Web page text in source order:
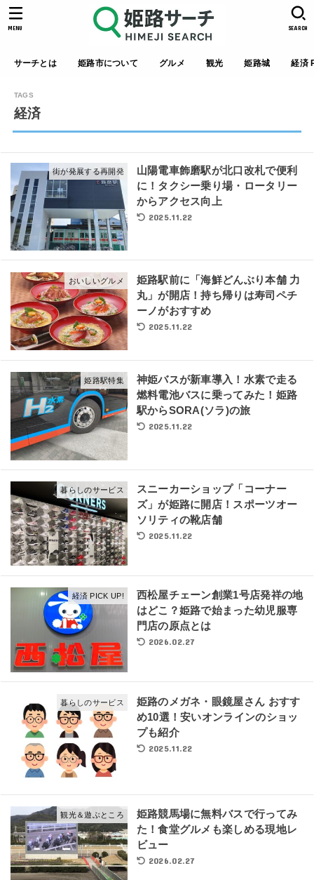
サーチとは 姫路市について グルメ 観光 姫路城 経済
SEARCH
MENU
経済
街が発展する再開発
山陽電車飾磨駅が北口改札で便利
に！タクシー乗り場・ロータリー
からアクセス向上
2025.11.22
おいしいグルメ
姫路駅前に「海鮮どんぶり本舗 力
丸」が開店！持ち帰りは寿司ペチ
ーノがおすすめ
2025.11.22
姫路駅特集
神姫バスが新車導入！水素で走る
燃料電池バスに乗ってみた！姫路
駅からSORA(ソラ)の旅
2025.11.22
暮らしのサービス
スニーカーショップ「コーナー
ズ」が姫路に開店！スポーツオー
ソリティの靴店舗
2025.11.22
経済 PICK UP!
西松屋チェーン創業1号店発祥の地
はどこ？姫路で始まった幼児服専
門店の原点とは
2026.02.27
暮らしのサービス
姫路のメガネ・眼鏡屋さん おすす
め10選！安いオンラインのショッ
プも紹介
2025.11.22
観光＆遊ぶところ
姫路競馬場に無料バスで行ってみ
た！食堂グルメも楽しめる現地レ
ビュー
2026.02.27